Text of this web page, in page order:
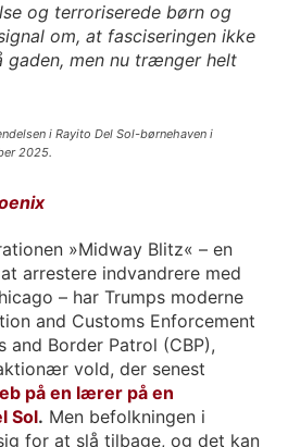
og terroriserede børn og
om, at fasciseringen ikke
men nu trænger helt
i Rayito Del Sol-børnehaven i
2025.
»Midway Blitz« – en
arrestere indvandrere med
– har Trumps moderne
and Customs Enforcement
and Border Patrol (CBP),
vold, der senest
på en lærer på en
Sol. Men befolkningen i
for at slå tilbage, og det kan